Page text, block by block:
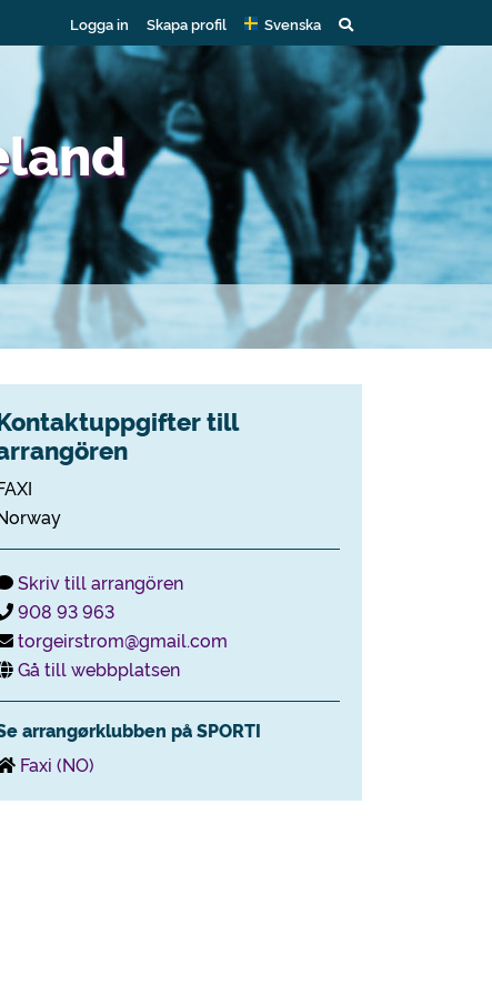
Logga in Skapa profil Svenska
till
Skriv till arrangören
908 93 963
torgeirstrom@gmail.com
Gå till webbplatsen
arrangørklubben på SPORTI
Faxi (NO)